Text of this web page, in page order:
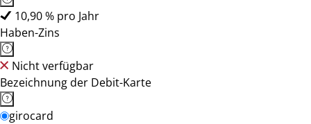
10,90 % pro Jahr
Haben-Zins
Nicht verfügbar
Bezeichnung der Debit-Karte
girocard